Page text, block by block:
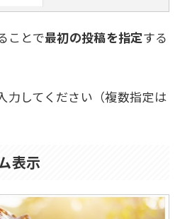
ことで最初の投稿を指定する
力してください（複数指定は
表示